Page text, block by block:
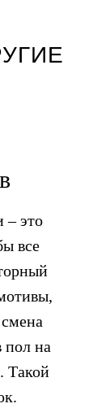
– это
все
пол на
Такой